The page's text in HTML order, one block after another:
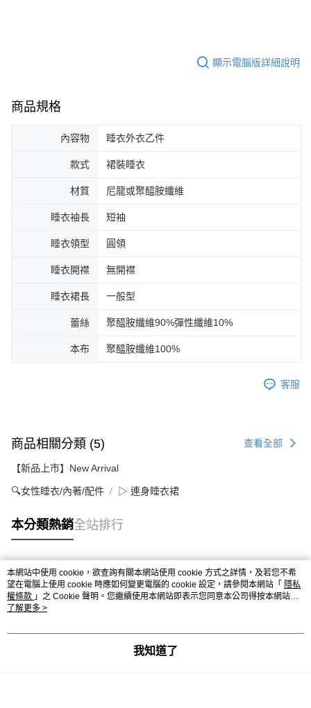
顯示電腦版詳細說明
商品規格
內容物 睡衣外衣乙件
款式 裙裝睡衣
材質 尼龍或聚醯胺纖維
睡衣袖長 短袖
睡衣領型 圓領
睡衣開襟 無開襟
睡衣裙長 一般型
蕾絲 聚醯胺纖維90%彈性纖維10%
本布 聚醯胺纖維100%
客服
商品相關分類 (5) 查看全部
【新品上市】New Arrival
🔍女性睡衣/內著/配件 ▷ 連身睡衣裙
本分類熱銷全站排行
熱門標籤
本網站中使用 cookie，欲查詢有關本網站使用 cookie 方式之詳情，及若您不希
望在電腦上使用 cookie 時應如何變更電腦的 cookie 設定，請參閱本網站「 隱私
權條款 」之 Cookie 聲明。您繼續使用本網站即表示您同意本公司得按本網站使
用條款之 Cookie 聲明使用 cookie。
了解更多 >
我知道了